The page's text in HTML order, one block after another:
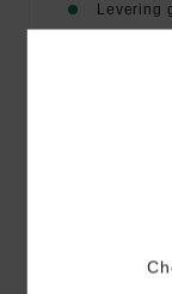
Levering